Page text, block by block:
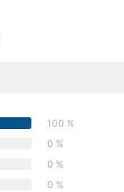
100 %
0 %
0 %
0 %